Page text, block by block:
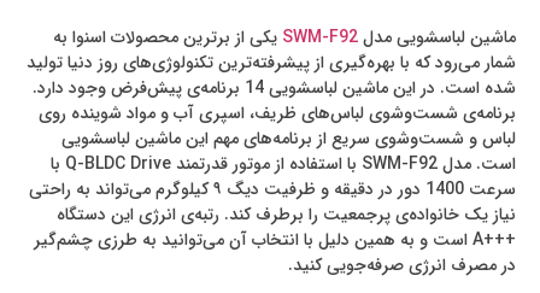
ماشین لباسشویی مدل
یکی از برترین محصولات اسنوا به
شمار می‌رود که با بهره‌گیری از پیشرفته‌ترین تکنولوژی‌های روز دنیا تولید
شده است. در این ماشین لباسشویی 14 برنامه‌ی پیش‌فرض وجود دارد.
برنامه‌ی شست‌وشوی لباس‌های ظریف، اسپری آب و مواد شوینده روی
لباس و شست‌وشوی سریع از برنامه‌های مهم این ماشین لباسشویی
است. مدل SWM-F92 با استفاده از موتور قدرتمند Q-BLDC Drive با
سرعت 1400 دور در دقیقه و ظرفیت دیگ ۹ کیلوگرم می‌تواند به راحتی
نیاز یک خانواده‌ی پرجمعیت ​​را برطرف کند. رتبه‌‌ی انرژی این دستگاه
+++A است و به همین دلیل با انتخاب آن می‌توانید به طرزی چشم‌گیر
در مصرف انرژی صرفه‌جویی کنید.